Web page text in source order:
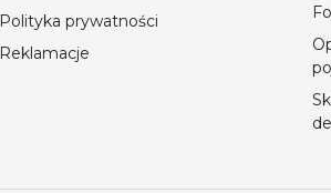
Polityka prywatności
Reklamacje